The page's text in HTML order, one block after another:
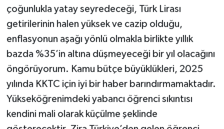
çoğunlukla yatay seyredeceği, Türk Lirası
getirilerinin halen yüksek ve cazip olduğu,
enflasyonun aşağı yönlü olmakla birlikte yıllık
bazda %35’in altına düşmeyeceği bir yıl olacağını
öngörüyorum. Kamu bütçe büyüklükleri, 2025
yılında KKTC için iyi bir haber barındırmamaktadır.
Yükseköğrenimdeki yabancı öğrenci sıkıntısı
kendini mali olarak küçülme şeklinde